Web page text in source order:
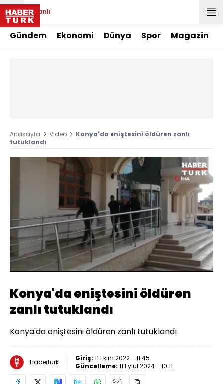
Canlı
Gündem Ekonomi Dünya Spor Magazin
Anasayfa Video
Konya'da eniştesini öldüren zanlı
tutuklandı
Sesi
Aç
Yüklendi:
81.56%
Oynatma
Hızı
Konya'da eniştesini öldüren
zanlı tutuklandı
Konya'da eniştesini öldüren zanlı tutuklandı
Habertürk Giriş: 11 Ekim 2022 - 11:45
Güncelleme: 11 Eylül 2024 - 10:11